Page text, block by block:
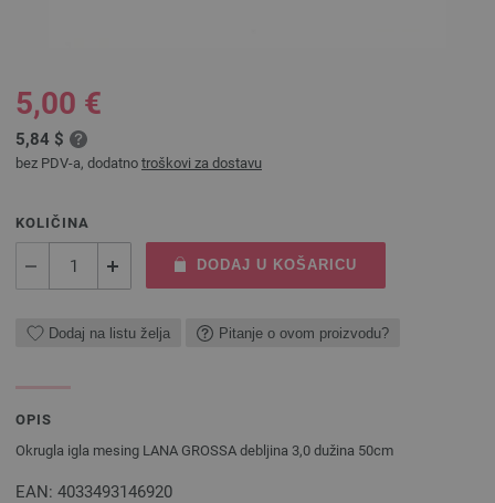
5,00 €
5,84 $
bez PDV-a, dodatno troškovi za dostavu
KOLIČINA
DODAJ U KOŠARICU
Dodaj na listu želja Pitanje o ovom proizvodu?
OPIS
Okrugla igla mesing LANA GROSSA debljina 3,0 dužina 50cm
EAN: 4033493146920